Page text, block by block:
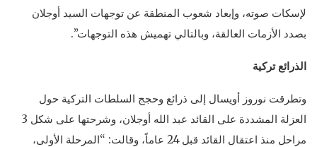
لإسكات صوته، وإبعاد شعوب المنطقة عن توجهات السيد أوجلان
بصدد الأزمات العالقة، وبالتالي تهميش هذه التوجهات”.
الذرائع تركية
وتطرقت نوروز أويسال إلى ذرائع وحجج السلطات التركية حول
العزلة المشددة على القائد عبد الله أوجلان، وشرحتها على شكل 3
مراحل منذ اعتقال القائد قبل 24 عاماً، وقالت: “المرحلة الأولى،